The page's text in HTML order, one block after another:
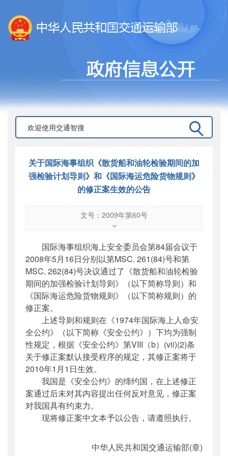
关于国际海事组织《散货船和油轮检验期间的加
强检验计划导则》和《国际海运危险货物规则》
的修正案生效的公告
文号：2009年第60号
2009年第60号
公开日期：2010年01月12日
主题词 ： 国际;公约;修正案;生效;散货船;邮轮;
危...
机构分类：国际合作司
主题分类：其他
公文类型
：其他
国际海事组织海上安全委员会第84届会议于
2008年5月16日分别以第MSC. 261(84)号和第
MSC. 262(84)号决议通过了《散货船和油轮检验
期间的加强检验计划导则》（以下简称导则）和
《国际海运危险货物规则》（以下简称规则）的
修正案。
上述导则和规则在《1974年国际海上人命安
全公约》（以下简称《安全公约》）下均为强制
性规定，根据《安全公约》第VIII（b）(vii)(2)条
关于修正案默认接受程序的规定，其修正案将于
2010年1月1日生效。
我国是《安全公约》的缔约国，在上述修正
案通过后未对其内容提出任何反对意见，修正案
对我国具有约束力。
现将修正案中文本予以公告，请遵照执行。
中华人民共和国交通运输部(章)